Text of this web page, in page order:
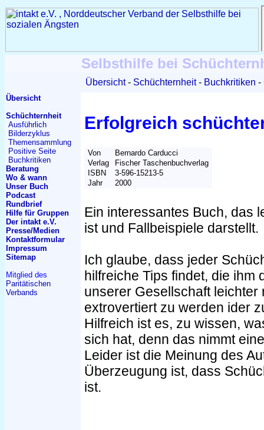
Selbsthilfe bei
Übersicht Schüchternheit Buchkritiken
Übersicht
Schüchternheit
Ausführlich
Bilderzyklus
Themensammlung
Positive Seite
Buchkritiken
Beratung
Wo & wann
Unser Buch
Podcast
Rundbrief
Hilfe für Gruppen
Der intakt e.V.
Presse/Medien
Kontaktformular
Impressum
Sitemap
Mitglied des
Paritätischen
Verbands
Erfolgreich
Von
Bernardo Carducci
Verlag
Fischer Taschenbuchverlag
ISBN
3-596-15213-5
Jahr
2000
Ein interessantes Buch, das
ist und Fallbeispiele darstellt.
Ich glaube, dass jeder
hilfreiche Tips findet, die ihm
unserer Gesellschaft leichter
extrovertiert zu werden ider
Hilfreich ist es, zu wissen,
sich hat, denn das nimmt
Leider ist die Meinung des
Überzeugung ist, dass
ist.